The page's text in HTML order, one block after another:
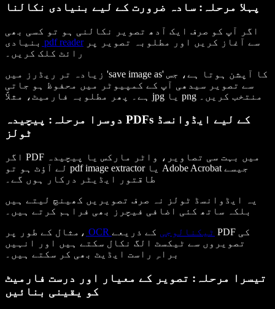
پہلا مرحلہ: سادہ ضرورت کے لیے بنیادی نکالنا
اگر آپ کو صرف ایک آدھ تصویر نکالنی ہو تو کسی بھی
بنیادی pdf readerسے آغاز کریں اور مطلوبہ تصویر پر
رائٹ کلک کریں۔
زیادہ تر ریڈرز میں 'save image as' کا آپشن ہوتا ہے، جس
سے تصویر سیدھی آپ کے کمپیوٹر میں محفوظ ہو جاتی
ہے۔ پھر مطلوبہ فارمیٹ، مثلاً jpg یا png منتخب کریں۔
دوسرا مرحلہ: پیچیدہ PDFs کے لیے ایڈوانسڈ
ٹولز
اگر PDF میں بہت سی تصاویر، واٹر مارکس یا پیچیدہ
لے آؤٹ ہو تو pdf image extractor یا Adobe Acrobat جیسے
طاقتور ایڈیٹر درکار ہوں گے۔
یہ ایڈوانسڈ ٹولز نہ صرف تصویریں کھینچ لیتے ہیں
مثال کے طور پر،
OCR ٹیکنالوجی کے ذریعے PDF کی
تصویروں سے ٹیکسٹ الگ نکال سکتے ہیں اور انہیں
براہِ راست ایڈیٹ بھی کر سکتے ہیں۔
تیسرا مرحلہ: تصویر کے معیار اور درست فارمیٹ
کو یقینی بنائیں